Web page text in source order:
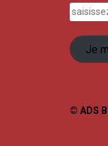
saisissez
votre
adresse
e-
mail
Je
© ADS